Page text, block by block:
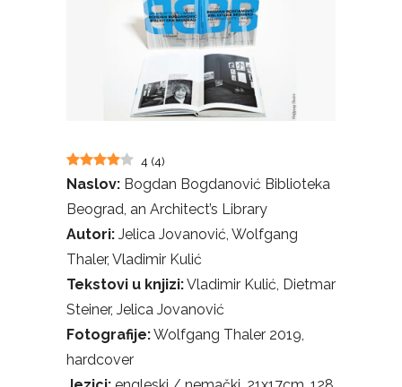
4 (4)
Naslov: Bogdan Bogdanović Biblioteka
Beograd, an Architect’s Library
Autori: Jelica Jovanović, Wolfgang
Thaler, Vladimir Kulić
Tekstovi u knjizi:Vladimir Kulić, Dietmar
Steiner, Jelica Jovanović
Fotografije:Wolfgang Thaler 2019,
hardcover